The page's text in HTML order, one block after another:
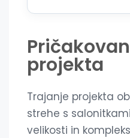
projekta
Trajanje projekta
strehe s
velikosti in